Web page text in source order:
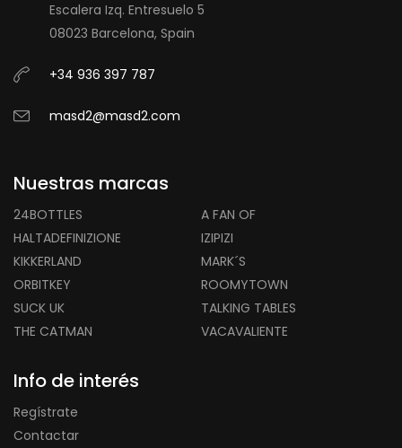
Escalera Izq. Entresuelo 5
08023 Barcelona, Spain
+34 936 397 787
masd2@masd2.com
Nuestras marcas
24BOTTLES
A FAN OF
HALTADEFINIZIONE
IZIPIZI
KIKKERLAND
MARK´S
ORBITKEY
ROOMYTOWN
SUCK UK
TALKING TABLES
THE CATMAN
VACAVALIENTE
Info de interés
Regístrate
Contactar